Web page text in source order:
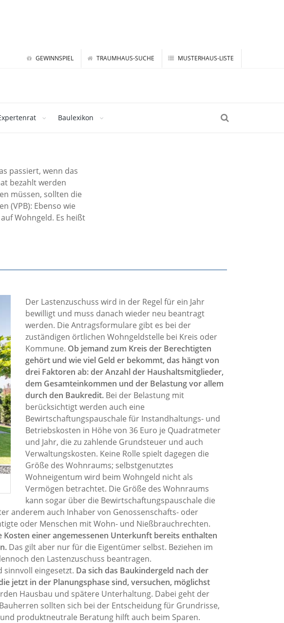
GEWINNSPIEL TRAUMHAUS-SUCHE MUSTERHAUS-LISTE
Baulexikon
passiert, wenn das
bezahlt werden
müssen, sollten die
(VPB): Ebenso wie
Wohngeld. Es heißt
Der Lastenzuschuss wird in der Regel für ein Jahr
bewilligt und muss danach wieder neu beantragt
werden. Die Antragsformulare gibt es bei der
zuständigen örtlichen Wohngeldstelle bei Kreis oder
Kommune. Ob jemand zum Kreis der Berechtigten
gehört und wie viel Geld er bekommt, das hängt von
drei Faktoren ab: der Anzahl der Haushaltsmitglieder,
dem Gesamteinkommen und der Belastung vor allem
durch den Baukredit. Bei der Belastung mit
berücksichtigt werden auch eine
Bewirtschaftungspauschale für Instandhaltungs- und
Betriebskosten in Höhe von 36 Euro je Quadratmeter
und Jahr, die zu zahlende Grundsteuer und auch
Verwaltungskosten. Keine Rolle spielt dagegen die
Größe des Wohnraums; selbstgenutztes
Wohneigentum wird beim Wohngeld nicht als
Vermögen betrachtet. Die Größe des Wohnraums
kann sogar über die Bewirtschaftungspauschale die
anderem auch Inhaber von Genossenschafts- oder
oder Menschen mit Wohn- und Nießbrauchrechten.
einer angemessenen Unterkunft bereits enthalten
Das gilt aber nur für die Eigentümer selbst. Beziehen im
den Lastenzuschuss beantragen.
sinnvoll eingesetzt. Da sich das Baukindergeld nach der
jetzt in der Planungsphase sind, versuchen, möglichst
Hausbau und spätere Unterhaltung. Dabei geht der
sollten sich bei der Entscheidung für Grundrisse,
produktneutrale Beratung hilft auch beim Sparen.